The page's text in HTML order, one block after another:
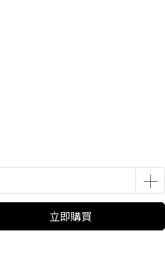
立即購買